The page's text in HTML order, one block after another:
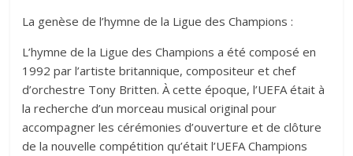
La genèse de l’hymne de la Ligue des Champions :
L’hymne de la Ligue des Champions a été composé en
1992 par l’artiste britannique, compositeur et chef
d’orchestre Tony Britten. À cette époque, l’UEFA était à
la recherche d’un morceau musical original pour
accompagner les cérémonies d’ouverture et de clôture
de la nouvelle compétition qu’était l’UEFA Champions